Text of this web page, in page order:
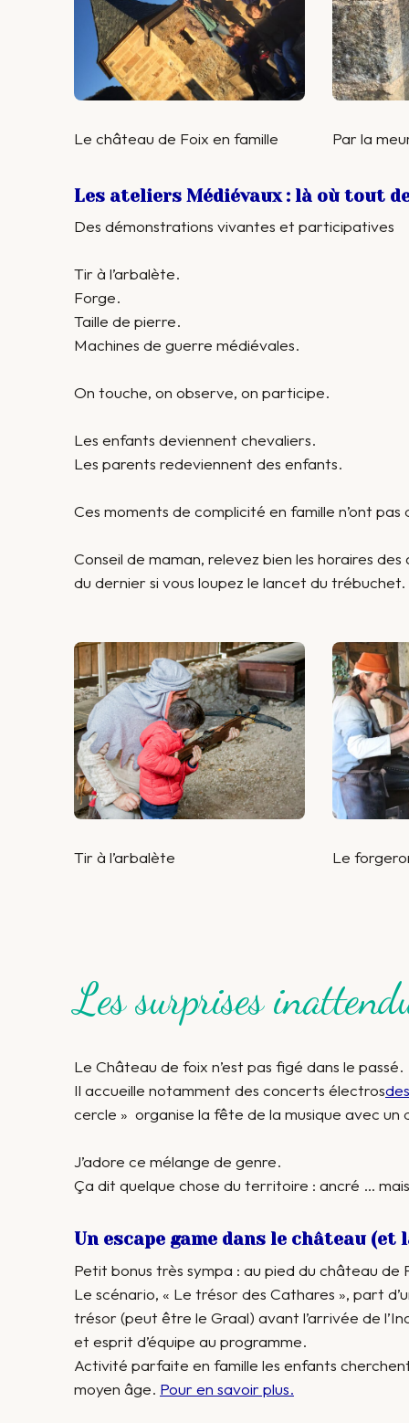
Le château de Foix en famille Par la
Les ateliers Médiévaux : là où tout
Des démonstrations vivantes et participatives
Tir à l’arbalète.
Forge.
Taille de pierre.
Machines de guerre médiévales.
On touche, on observe, on participe.
Les enfants deviennent chevaliers.
Les parents redeviennent des enfants.
Ces moments de complicité en famille n’ont
Conseil de maman, relevez bien les horaires
du dernier si vous loupez le lancet du trébuchet.
Tir à l’arbalète Le
Les surprises
Le Château de foix n’est pas figé dans le passé.
Il accueille notamment des concerts électros
cercle » organise la fête de la musique avec un
J’adore ce mélange de genre.
Ça dit quelque chose du territoire : ancré …
Un escape game dans le château
Petit bonus très sympa : au pied du château
Le scénario, « Le trésor des Cathares », part
trésor (peut être le Graal) avant l’arrivée de
et esprit d’équipe au programme.
Activité parfaite en famille les enfants
moyen âge. Pour en savoir plus.